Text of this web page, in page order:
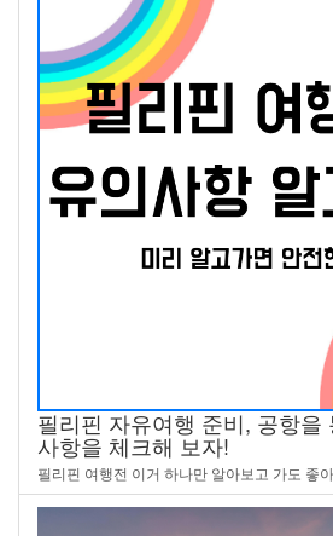
필리핀 자유여행 준비, 공항을
사항을 체크해 보자!
필리핀 여행전 이거 하나만 알아보고 가도 좋